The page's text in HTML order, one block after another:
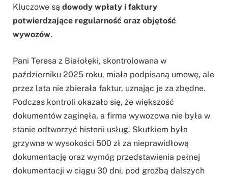
Kluczowe są dowody wpłaty i faktury
potwierdzające regularność oraz objętość
wywozów.
Pani Teresa z Białołęki, skontrolowana w
październiku 2025 roku, miała podpisaną umowę, ale
przez lata nie zbierała faktur, uznając je za zbędne.
Podczas kontroli okazało się, że większość
dokumentów zaginęła, a firma wywozowa nie była w
stanie odtworzyć historii usług. Skutkiem była
grzywna w wysokości 500 zł za nieprawidłową
dokumentację oraz wymóg przedstawienia pełnej
dokumentacji w ciągu 30 dni, pod groźbą dalszych